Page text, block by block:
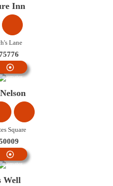
Inn
Lane
Square
Well